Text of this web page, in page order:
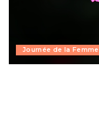
Journée de la Femme